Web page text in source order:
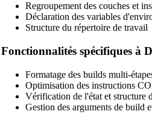
XML Beautifier
YAML Beautifier
SQL Beautifier
MySQL SQL Beautifier
PostgreSQL SQL Beautifier
MongoDB Query Beautifier
Regroupement des couches et
Déclaration des variables
Structure du répertoire de travail
Fonctionnalités spécifiques à
Formatage des builds multi-
Optimisation des instructions
Vérification de l'état et structure
Gestion des arguments de build